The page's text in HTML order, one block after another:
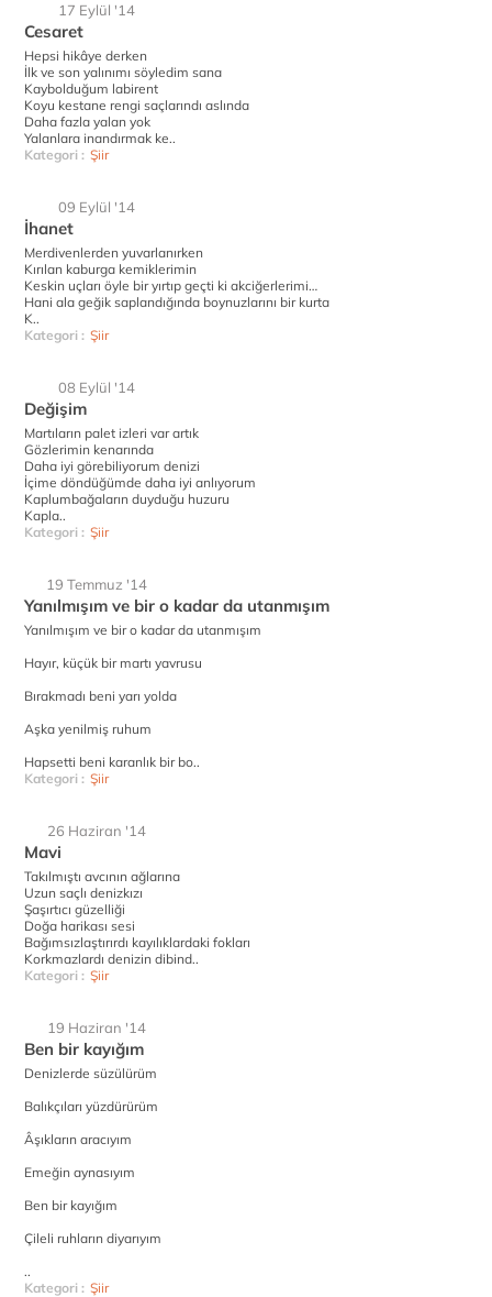
17 Eylül '14
Cesaret
Hepsi hikâye derken
İlk ve son yalınımı söyledim sana
Kaybolduğum labirent
Koyu kestane rengi saçlarındı aslında
Daha fazla yalan yok
Yalanlara inandırmak ke..
Kategori : Şiir
09 Eylül '14
İhanet
Merdivenlerden yuvarlanırken
Kırılan kaburga kemiklerimin
Keskin uçları öyle bir yırtıp geçti ki akciğerlerimi…
Hani ala geğik saplandığında boynuzlarını bir kurta
K..
Kategori : Şiir
08 Eylül '14
Değişim
Martıların palet izleri var artık
Gözlerimin kenarında
Daha iyi görebiliyorum denizi
İçime döndüğümde daha iyi anlıyorum
Kaplumbağaların duyduğu huzuru
Kapla..
Kategori : Şiir
19 Temmuz '14
Yanılmışım ve bir o kadar da utanmışım
Yanılmışım ve bir o kadar da utanmışım
Hayır, küçük bir martı yavrusu
Bırakmadı beni yarı yolda
Aşka yenilmiş ruhum
Hapsetti beni karanlık bir bo..
Kategori : Şiir
26 Haziran '14
Mavi
Takılmıştı avcının ağlarına
Uzun saçlı denizkızı
Şaşırtıcı güzelliği
Doğa harikası sesi
Bağımsızlaştırırdı kayılıklardaki fokları
Korkmazlardı denizin dibind..
Kategori : Şiir
19 Haziran '14
Ben bir kayığım
Denizlerde süzülürüm
Balıkçıları yüzdürürüm
Âşıkların aracıyım
Emeğin aynasıyım
Ben bir kayığım
Çileli ruhların diyarıyım
..
Kategori : Şiir